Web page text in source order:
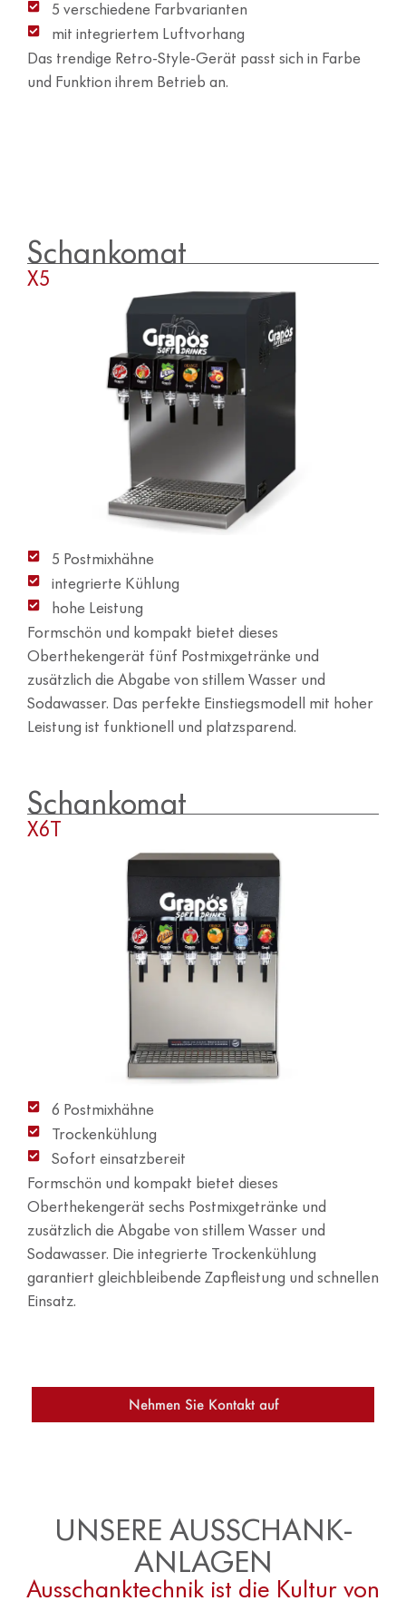
5 verschiedene Farbvarianten
mit integriertem Luftvorhang
Das trendige Retro-Style-Gerät passt sich in Farbe
und Funktion ihrem Betrieb an.
Schankomat
X5
5 Postmixhähne
integrierte Kühlung
hohe Leistung
Formschön und kompakt bietet dieses
Oberthekengerät fünf Postmixgetränke und
zusätzlich die Abgabe von stillem Wasser und
Sodawasser. Das perfekte Einstiegsmodell mit hoher
Leistung ist funktionell und platzsparend.
Schankomat
X6T
6 Postmixhähne
Trockenkühlung
Sofort einsatzbereit
Formschön und kompakt bietet dieses
Oberthekengerät sechs Postmixgetränke und
zusätzlich die Abgabe von stillem Wasser und
Sodawasser. Die integrierte Trockenkühlung
garantiert gleichbleibende Zapfleistung und schnellen
Einsatz.
Nehmen Sie Kontakt auf
UNSERE AUSSCHANK-
ANLAGEN
Ausschanktechnik ist die Kultur von